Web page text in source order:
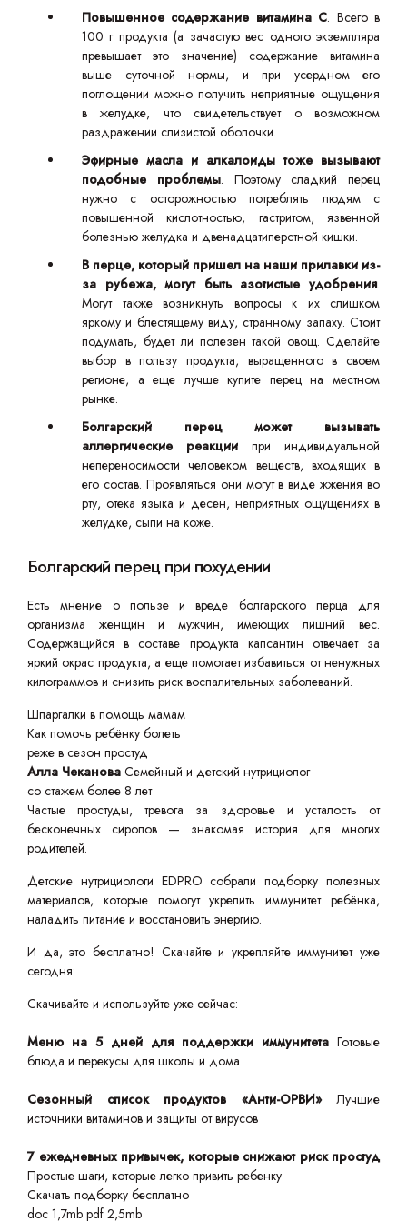
Повышенное содержание витамина С. Всего в
100 г продукта (а зачастую вес одного экземпляра
превышает это значение) содержание витамина
выше суточной нормы, и при усердном его
поглощении можно получить неприятные ощущения
в желудке, что свидетельствует о возможном
раздражении слизистой оболочки.
Эфирные масла и алкалоиды тоже вызывают
подобные проблемы. Поэтому сладкий перец
нужно с осторожностью потреблять людям с
повышенной кислотностью, гастритом, язвенной
болезнью желудка и двенадцатиперстной кишки.
В перце, который пришел на наши прилавки из-
за рубежа, могут быть азотистые удобрения.
Могут также возникнуть вопросы к их слишком
яркому и блестящему виду, странному запаху. Стоит
подумать, будет ли полезен такой овощ. Сделайте
выбор в пользу продукта, выращенного в своем
регионе, а еще лучше купите перец на местном
рынке.
Болгарский перец может вызывать
аллергические реакции при индивидуальной
непереносимости человеком веществ, входящих в
его состав. Проявляться они могут в виде жжения во
рту, отека языка и десен, неприятных ощущениях в
желудке, сыпи на коже.
Болгарский перец при похудении
Есть мнение о пользе и вреде болгарского перца для
организма женщин и мужчин, имеющих лишний вес.
Содержащийся в составе продукта капсантин отвечает за
яркий окрас продукта, а еще помогает избавиться от ненужных
килограммов и снизить риск воспалительных заболеваний.
Шпаргалки в помощь мамам
Как помочь ребёнку болеть
реже в сезон простуд
Алла Чеканова Семейный и детский нутрициолог
со стажем более 8 лет
Частые простуды, тревога за здоровье и усталость от
бесконечных сиропов — знакомая история для многих
родителей.
Детские нутрициологи EDPRO собрали подборку полезных
материалов, которые помогут укрепить иммунитет ребёнка,
наладить питание и восстановить энергию.
И да, это бесплатно! Скачайте и укрепляйте иммунитет уже
сегодня:
Скачивайте и используйте уже сейчас:
Меню на 5 дней для поддержки иммунитета Готовые
блюда и перекусы для школы и дома
Сезонный список продуктов «Анти-ОРВИ»
Лучшие
источники витаминов и защиты от вирусов
7 ежедневных привычек, которые снижают риск простуд
Простые шаги, которые легко привить ребенку
Скачать подборку бесплатно
doc 1,7mb pdf 2,5mb